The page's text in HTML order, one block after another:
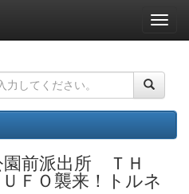
ナ
ビ
ー
ョ
ン
園前派出所 ＴＨ
ＦＯ襲来！トルネ